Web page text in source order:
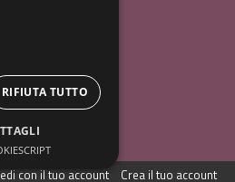
- Trento (TN)
con il tuo account Crea il tuo account
RIFIUTA TUTTO